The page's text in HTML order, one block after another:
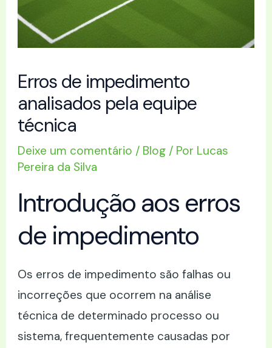
Erros de impedimento
analisados pela equipe
técnica
Deixe um comentário / Blog / Por Lucas
Pereira da Silva
Introdução aos erros
de impedimento
Os erros de impedimento são falhas ou
incorreções que ocorrem na análise
técnica de determinado processo ou
sistema, frequentemente causadas por